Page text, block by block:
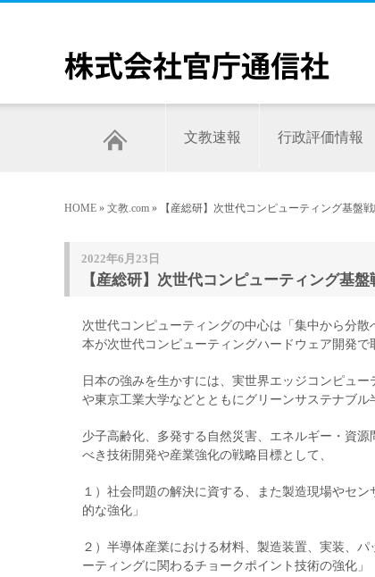
文教速報 行政評価情報
HOME » 文教.com » 【産総研】次世代コンピューティング基盤
2022年6月23日
【産総研】次世代コンピューティング基
次世代コンピューティングの中心は「集中から分
本が次世代コンピューティングハードウェア開発で
日本の強みを生かすには、実世界エッジコンピュ
や東京工業大学などとともにグリーンサステナブ
少子高齢化、多発する自然災害、エネルギー・資
べき技術開発や産業強化の戦略目標として、
１）社会問題の解決に資する、また製造現場やセ
的な強化」
２）半導体産業における材料、製造装置、実装、
ーティングに関わるチョークポイント技術の強化」